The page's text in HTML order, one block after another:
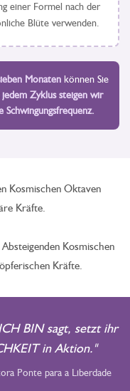
einer Formel nach der
Blüte verwenden.
Monatenkönnen Sie
Zyklus steigen wir
Kosmischen Oktaven
Kräfte.
Kosmischen
Kräfte.
BIN sagt, setzt ihr
in Aktion."
Ponte para a Liberdade